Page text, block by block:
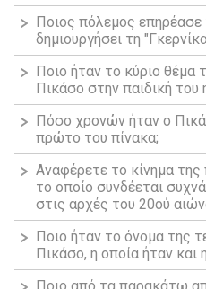
Ποιος πόλεμος
δημιουργήσει τη
Ποιο ήταν το κύριο
Πικάσο στην παιδική του
Πόσο χρονών ήταν ο
πρώτο του πίνακα;
Αναφέρετε το κίνημα
το οποίο συνδέεται
στις αρχές του 20ού
Ποιο ήταν το όνομα της
Πικάσο, η οποία ήταν και